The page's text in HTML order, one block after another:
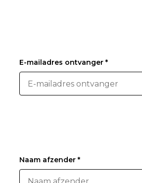
E-mailadres ontvanger *
Naam afzender *